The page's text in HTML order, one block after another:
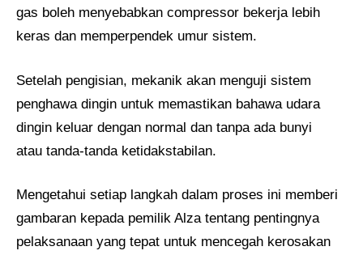
gas boleh menyebabkan compressor bekerja lebih
keras dan memperpendek umur sistem.
Setelah pengisian, mekanik akan menguji sistem
penghawa dingin untuk memastikan bahawa udara
dingin keluar dengan normal dan tanpa ada bunyi
atau tanda-tanda ketidakstabilan.
Mengetahui setiap langkah dalam proses ini memberi
gambaran kepada pemilik Alza tentang pentingnya
pelaksanaan yang tepat untuk mencegah kerosakan